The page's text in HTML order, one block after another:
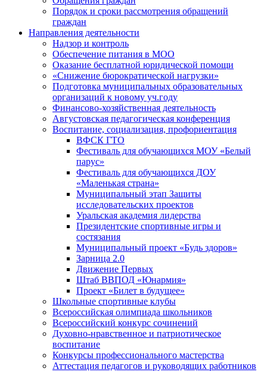
Порядок и сроки рассмотрения обращений
граждан
Направления деятельности
Надзор и контроль
Обеспечение питания в МОО
Оказание бесплатной юридической помощи
«Снижение бюрократической нагрузки»
Подготовка муниципальных образовательных
организаций к новому уч.году
Финансово-хозяйственная деятельность
Августовская педагогическая конференция
Воспитание, социализация, профориентация
ВФСК ГТО
Фестиваль для обучающихся МОУ «Белый
парус»
Фестиваль для обучающихся ДОУ
«Маленькая страна»
Муниципальный этап Защиты
исследовательских проектов
Уральская академия лидерства
Президентские спортивные игры и
состязания
Муниципальный проект «Будь здоров»
Зарница 2.0
Движение Первых
Штаб ВВПОД «Юнармия»
Проект «Билет в будущее»
Школьные спортивные клубы
Всероссийская олимпиада школьников
Всероссийский конкурс сочинений
Духовно-нравственное и патриотическое
воспитание
Конкурсы профессионального мастерства
Аттестация педагогов и руководящих работников